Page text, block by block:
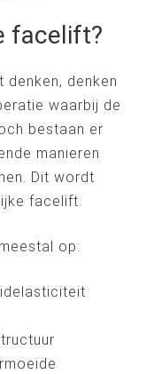
facelift?
denken, denken
waarbij de
bestaan er
manieren
Dit wordt
facelift.
op: